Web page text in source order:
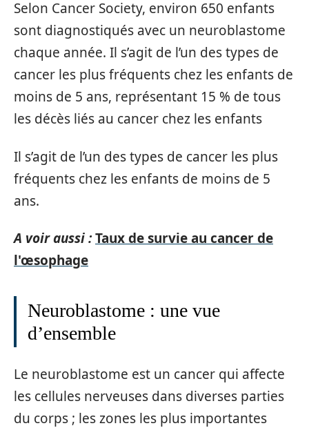
Selon Cancer Society, environ 650 enfants
sont diagnostiqués avec un neuroblastome
chaque année. Il s’agit de l’un des types de
cancer les plus fréquents chez les enfants de
moins de 5 ans, représentant 15 % de tous
les décès liés au cancer chez les enfants
Il s’agit de l’un des types de cancer les plus
fréquents chez les enfants de moins de 5
ans.
A voir aussi :Taux de survie au cancer de
l'œsophage
Neuroblastome : une vue
d’ensemble
Le neuroblastome est un cancer qui affecte
les cellules nerveuses dans diverses parties
du corps ; les zones les plus importantes